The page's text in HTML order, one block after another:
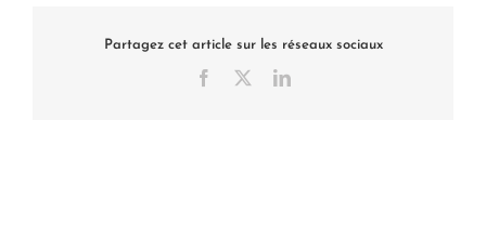
Partagez cet article sur les réseaux sociaux
Facebook LinkedIn